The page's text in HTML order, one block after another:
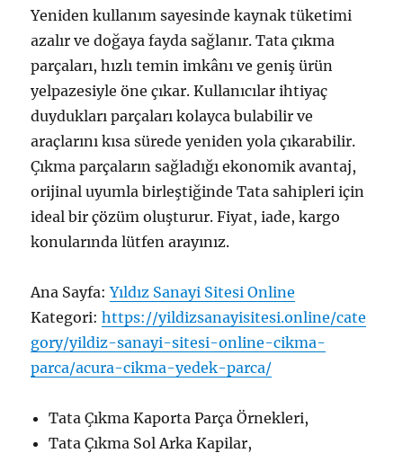
Yeniden kullanım sayesinde kaynak tüketimi
azalır ve doğaya fayda sağlanır. Tata çıkma
parçaları, hızlı temin imkânı ve geniş ürün
yelpazesiyle öne çıkar. Kullanıcılar ihtiyaç
duydukları parçaları kolayca bulabilir ve
araçlarını kısa sürede yeniden yola çıkarabilir.
Çıkma parçaların sağladığı ekonomik avantaj,
orijinal uyumla birleştiğinde Tata sahipleri için
ideal bir çözüm oluşturur. Fiyat, iade, kargo
konularında lütfen arayınız.
Ana Sayfa:Yıldız Sanayi Sitesi Online
Kategori:https://yildizsanayisitesi.online/cate
gory/yildiz-sanayi-sitesi-online-cikma-
parca/acura-cikma-yedek-parca/
Tata Çıkma Kaporta Parça Örnekleri,
Tata Çıkma Sol Arka Kapilar,